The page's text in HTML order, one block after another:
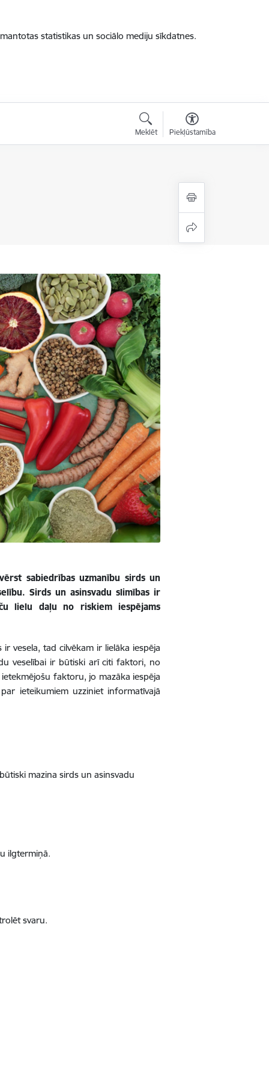
statistikas un sociālo mediju sīkdatnes.
Meklēt Piekļūstamība
sabiedrības uzmanību sirds un
Sirds un asinsvadu slimības ir
lielu daļu no riskiem iespējams
vesela, tad cilvēkam ir lielāka iespēja
veselībai ir būtiski arī citi faktori, no
faktoru, jo mazāka iespēja
ieteikumiem uzziniet informatīvajā
mazina sirds un asinsvadu
ilgtermiņā.
svaru.